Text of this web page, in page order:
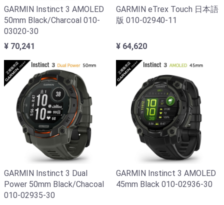
GARMIN Instinct 3 AMOLED
50mm Black/Charcoal 010-
03020-30
¥ 70,241
GARMIN eTrex Touch 日本語
版 010-02940-11
¥ 64,620
GARMIN Instinct 3 Dual
Power 50mm Black/Chacoal
010-02935-30
GARMIN Instinct 3 AMOLED
45mm Black 010-02936-30